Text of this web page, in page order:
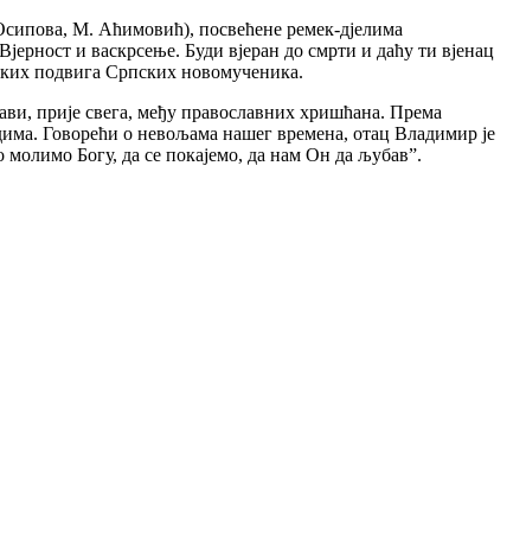
М. Аћимовић), посвећене ремек-дјелима
и васкрсење. Буди вјеран до смрти и даћу ти вјенац
подвига Српских новомученика.
прије свега, међу православних хришћана. Према
Говорећи о невољама нашег времена, отац Владимир је
молимо Богу, да се покајемо, да нам Он да љубав”.